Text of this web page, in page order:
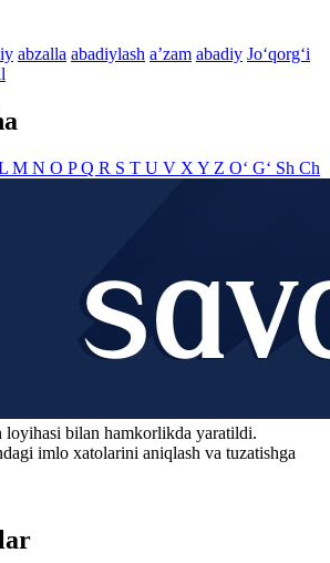
abzalla abadiylash aʼzam abadiy Jo‘qorg‘i
M N O PQ R S T U V X Y Z O‘ G‘ Sh Ch
loyihasi bilan hamkorlikda yaratildi.
imlo xatolarini aniqlash va tuzatishga